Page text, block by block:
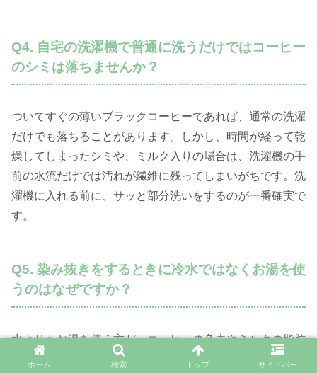
Q4. 自宅の洗濯機で普通に洗うだけではコーヒー
のシミは落ちませんか？
ついてすぐの薄いブラックコーヒーであれば、通常の洗濯
だけでも落ちることがあります。しかし、時間が経って乾
燥してしまったシミや、ミルク入りの場合は、洗濯機の手
前の水流だけでは汚れが繊維に残ってしまいがちです。洗
濯機に入れる前に、サッと部分洗いをするのが一番確実で
す。
Q5. 染み抜きをするときに冷水ではなくお湯を使
うのはなぜですか？
水よりもお湯を使う方が、コーヒーの色素やミルクの脂肪
分が格段に溶け出しやすくなるからです。人間の体温より
ホーム 検索 トップ サイドバー